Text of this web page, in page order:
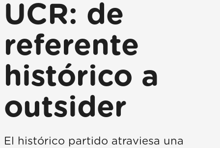
UCR: de
referente
histórico a
outsider
El histórico partido atraviesa una